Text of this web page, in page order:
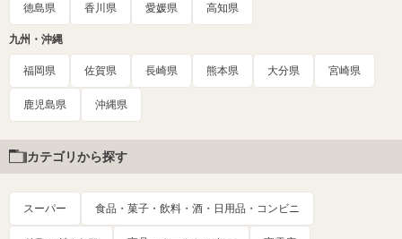
徳島県 香川県 愛媛県 高知県
九州・沖縄
福岡県 佐賀県 長崎県 熊本県 大分県 宮崎県
鹿児島県 沖縄県
カテゴリから探す
スーパー 食品・菓子・飲料・酒・日用品・コンビニ